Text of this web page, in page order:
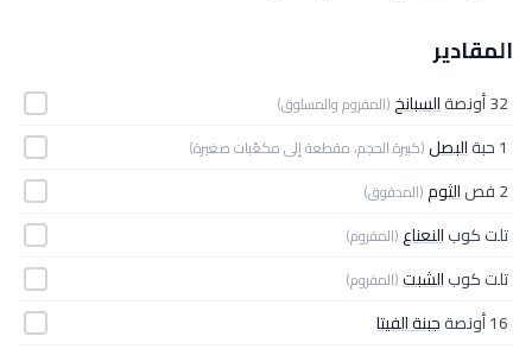
المقادير
32 أونصة السبانخ(المفروم والمسلوق)
1 حبة البصل(كبيرة الحجم، مقطعة إلى مكعّبات صغيرة)
2 فص الثوم(المدقوق)
تلت كوبالنعناع(المفروم)
تلت كوبالشبت(المفروم)
16 أونصة
جبنة الفيتا